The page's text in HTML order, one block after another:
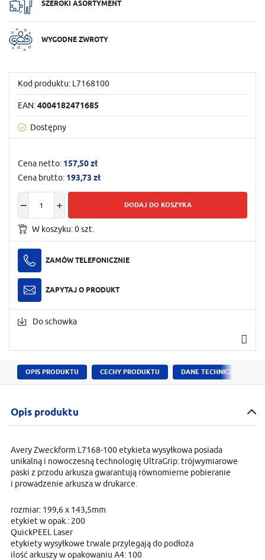
SZEROKI ASORTYMENT
WYGODNE ZWROTY
Kod produktu: L7168100
EAN:4004182471685
Dostępny
Cena netto: 157,50 zł
Cena brutto: 193,73 zł
DODAJ DO KOSZYKA
W koszyku:0szt.
ZAMÓW TELEFONICZNIE
ZAPYTAJ O PRODUKT
Do schowka
OPIS PRODUKTU CECHY PRODUKTU DANE TECHNICZNE
Opis produktu
Avery Zweckform L7168-100 etykieta wysyłkowa posiada
unikalną i nowoczesną technologię UltraGrip: trójwymiarowe
paski z przodu arkusza gwarantują równomierne pobieranie
i prowadzenie arkusza w drukarce.
rozmiar: 199,6 x 143,5mm
etykiet w opak.: 200
QuickPEEL Laser
etykiety wysyłkowe trwale przylegają do podłoża
ilość arkuszy w opakowaniu A4: 100